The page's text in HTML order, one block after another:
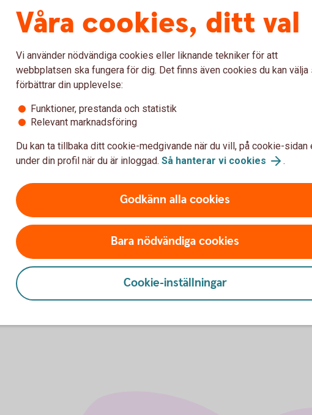
Mälardalen, som består dels av 30
AB, dels av aktier i Swedbank. Stiftelsen
i Eskilstuna och Strängnäs kommun.
sparbankskapitalet ger kan bidrag lämnas till
breddidrott och kultur inom kommunernas
sparbanksidén samt de Sparbanker och
för dagens Sparbanken Mälardalen AB.
skillnad
starten 1996 utbetalat mer än 200 miljoner
att vara, en positiv kraft i Eskilstuna och
Våra cookies, ditt val
Vi använder nödvändiga cookies eller liknande tekniker för att
webbplatsen ska fungera för dig. Det finns även cookies du kan välja
förbättrar din upplevelse:
Funktioner, prestanda och statistik
Relevant marknadsföring
Du kan ta tillbaka ditt cookie-medgivande när du vill, på cookie-sidan
under din profil när du är inloggad. Så hanterar vi cookies .
Godkänn alla cookies
Bara nödvändiga cookies
Cookie-inställningar